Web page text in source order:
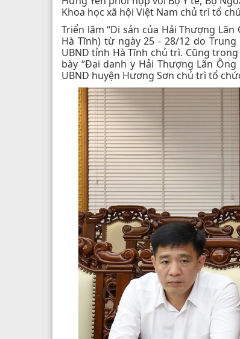
Khoa học xã hội Việt Nam chủ trì tổ
Triển lãm “Di sản của Hải Thượng
Hà Tĩnh) từ ngày 25 - 28/12 do
UBND tỉnh Hà Tĩnh chủ trì. Cũng
bày “Đại danh y Hải Thượng Lãn
UBND huyện Hương Sơn chủ trì tổ